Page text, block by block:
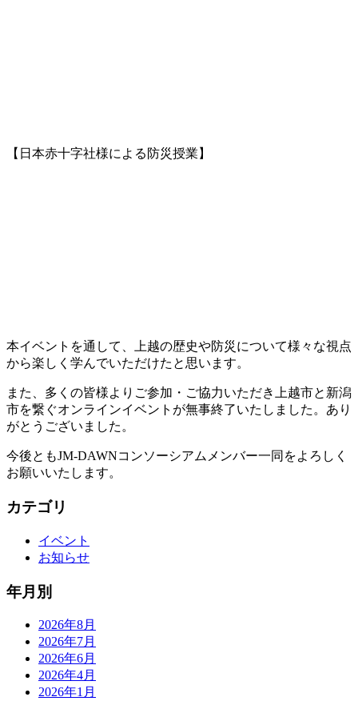
【日本赤十字社様による防災授業】
本イベントを通して、上越の歴史や防災について様々な視点
から楽しく学んでいただけたと思います。
また、多くの皆様よりご参加・ご協力いただき上越市と新潟
市を繋ぐオンラインイベントが無事終了いたしました。あり
がとうございました。
今後ともJM-DAWNコンソーシアムメンバー一同をよろしく
お願いいたします。
カテゴリ
イベント
お知らせ
年月別
2026年8月
2026年7月
2026年6月
2026年4月
2026年1月